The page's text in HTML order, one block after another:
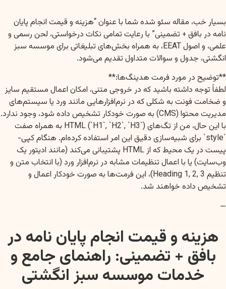
بسیار خب، مقاله سئو شده شما با عنوان “هزینه و قیمت انجام پایان
نامه در بافق + تضمینی” با رعایت تمامی نکات درخواستی، لحن رسمی و
علمی، و اصول EEAT، به همراه بخش‌های تبلیغاتی برای موسسه سبز
انگشتی، جدول و سوالات متداول تقدیم می‌شود.
**توضیح در مورد فرمت هدینگ‌ها:**
لطفاً توجه داشته باشید که در خروجی متنی، امکان اعمال مستقیم سایز
و ضخامت فونت به شکلی که در نرم‌افزارهایی مانند ورد یا سیستم‌های
مدیریت محتوا (CMS) به صورت خودکار تشخیص داده شود، وجود ندارد.
با این حال، من از تگ‌های HTML (`H1`, `H2`, `H3`) به همراه صفت
`style` برای شبیه‌سازی دقیق این امر استفاده کرده‌ام. هنگام کپی-
پیست در یک محیط که از HTML پشتیبانی می‌کند (مانند ادیتور یک
وب‌سایت) یا با اعمال تنظیمات مشابه در نرم‌افزار ورد (با انتخاب متن و
تنظیم Heading 1, 2, 3)، این فرمت‌ها به صورت خودکار اعمال و
تشخیص داده خواهند شد.
—
هزینه و قیمت انجام پایان نامه در
بافق + تضمینی: راهنمای جامع و
خدمات موسسه سبز انگشتی